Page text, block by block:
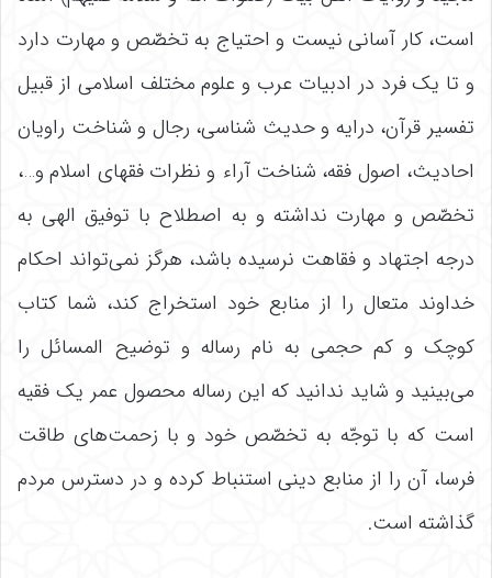
است، کار آسانی نیست و احتیاج به تخصّص و مهارت دارد
و تا یک فرد در ادبیات عرب و علوم مختلف اسلامی از قبیل
تفسیر قرآن، درایه و حدیث شناسی، رجال و شناخت راویان
احادیث، اصول فقه، شناخت آراء و نظرات فقهای اسلام و…،
تخصّص و مهارت نداشته و به اصطلاح با توفیق الهی به
درجه اجتهاد و فقاهت نرسیده باشد، هرگز نمی‌‌تواند احکام
خداوند متعال را از منابع خود استخراج کند، شما کتاب
کوچک و کم حجمی به نام رساله و توضیح المسائل را
می‌‌بینید و شاید ندانید که این رساله محصول عمر یک فقیه
است که با توجّه به تخصّص خود و با زحمت‌‌های طاقت
فرسا، آن را از منابع دینی استنباط کرده و در دسترس مردم
گذاشته است.